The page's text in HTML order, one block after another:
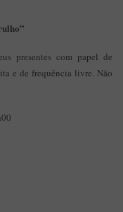
presentes com papel de
e de frequência livre. Não